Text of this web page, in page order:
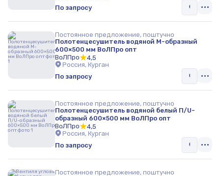
По запросу
Постоянное предложение, поштучно
Полотенцесушитель водяной М-образный
600×500 мм ВоЛПро опт
ВоЛПро
4,5
Россия, Курган
По запросу
Постоянное предложение, поштучно
Полотенцесушитель водяной белый П/U-
образный 600×500 мм ВоЛПро опт
ВоЛПро
4,5
Россия, Курган
По запросу
Постоянное предложение, поштучно